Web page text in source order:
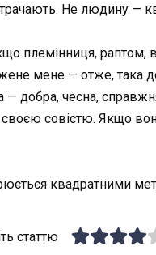
Не людину —
племінниця, раптом,
мене — отже, така
— добра, чесна,
своєю совістю. Якщо
квадратними
статтю